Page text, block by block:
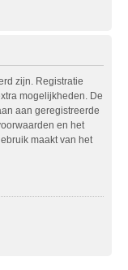
zijn. Registratie
mogelijkheden. De
aan geregistreerde
en het
maakt van het